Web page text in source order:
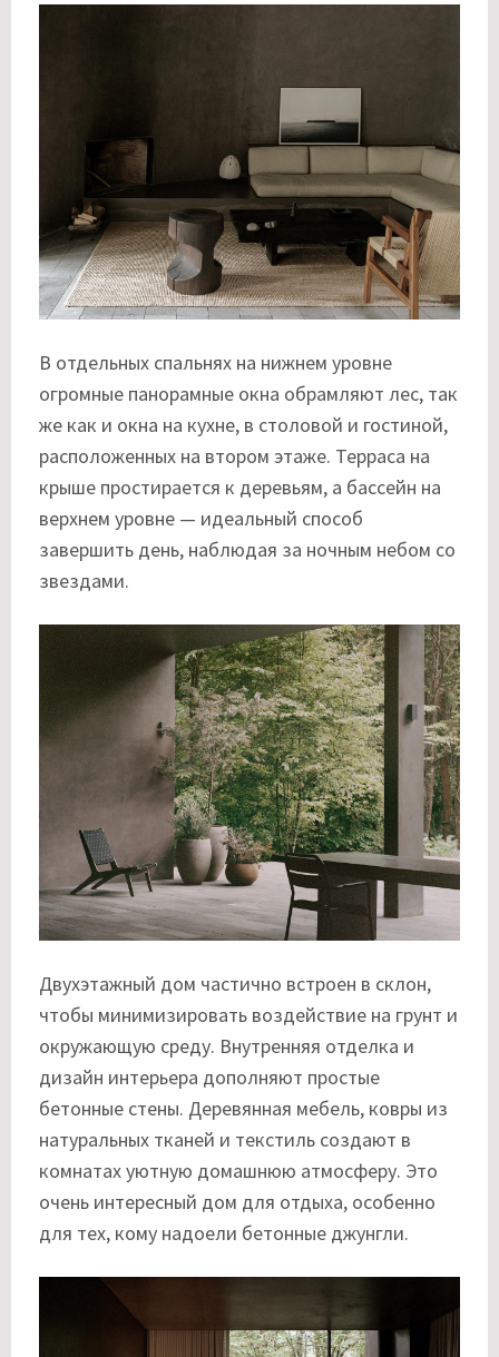
В отдельных спальнях на нижнем уровне
огромные панорамные окна обрамляют лес, так
же как и окна на кухне, в столовой и гостиной,
расположенных на втором этаже. Терраса на
крыше простирается к деревьям, а бассейн на
верхнем уровне — идеальный способ
завершить день, наблюдая за ночным небом со
звездами.
Двухэтажный дом частично встроен в склон,
чтобы минимизировать воздействие на грунт и
окружающую среду. Внутренняя отделка и
дизайн интерьера дополняют простые
бетонные стены. Деревянная мебель, ковры из
натуральных тканей и текстиль создают в
комнатах уютную домашнюю атмосферу. Это
очень интересный дом для отдыха, особенно
для тех, кому надоели бетонные джунгли.